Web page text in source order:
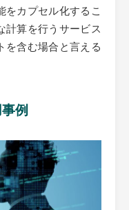
をカプセル化するこ
計算を行うサービス
を含む場合と言える
例